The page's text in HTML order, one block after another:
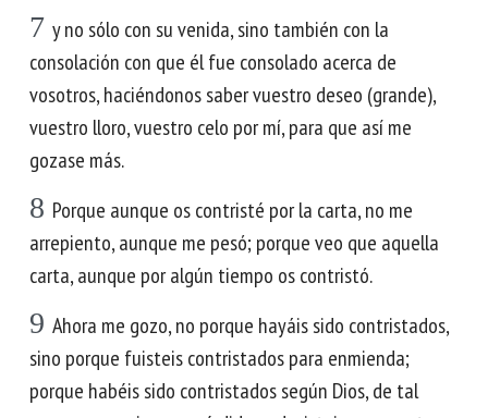
7 y no sólo con su venida, sino también con la
consolación con que él fue consolado acerca de
vosotros, haciéndonos saber vuestro deseo (grande),
vuestro lloro, vuestro celo por mí, para que así me
gozase más.
8 Porque aunque os contristé por la carta, no me
arrepiento, aunque me pesó; porque veo que aquella
carta, aunque por algún tiempo os contristó.
9 Ahora me gozo, no porque hayáis sido contristados,
sino porque fuisteis contristados para enmienda;
porque habéis sido contristados según Dios, de tal